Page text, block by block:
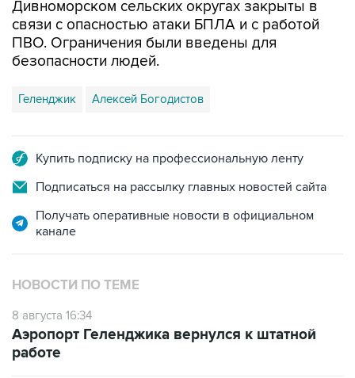
Дивноморском сельских округах закрыты в
связи с опасностью атаки БПЛА и с работой
ПВО. Ограничения были введены для
безопасности людей.
Геленджик Алексей Богодистов
Купить подписку на профессиональную ленту
Подписаться на рассылку главных новостей сайта
Получать оперативные новости в официальном
канале
НОВОСТИ ПО ТЕМЕ
8 августа 16:34
Аэропорт Геленджика вернулся к штатной
работе